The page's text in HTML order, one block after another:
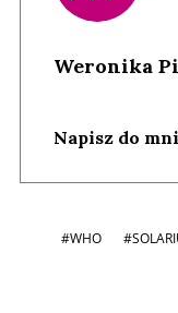
Weronika
Napisz do
#WHO